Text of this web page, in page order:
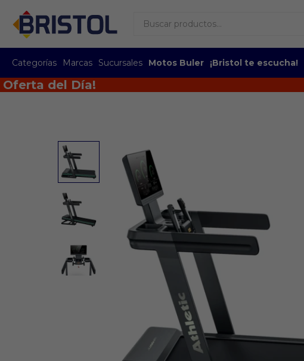
Categorías Marcas Sucursales Motos Buler ¡Bristol te escucha!
del Día!